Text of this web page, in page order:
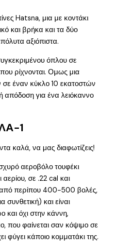
Hatsna, μια με κοντάκι
και βρήκα και τα δύο
αξιόπιστα.
όπλου σε
ρίχνονται. Ομως μια
έναν κύκλο 10 εκατοστών
απόδοση για ένα λειόκαννο
1
καλά, να μας διαφωτίζεις!
αεροβόλο τουφέκι
σε .22 cal και
περίπου 400-500 βολές,
συνθετική) και είναι
και όχι στην κάννη,
που φαίνεται σαν κόψιμο σε
φύγει κάποιο κομματάκι της.